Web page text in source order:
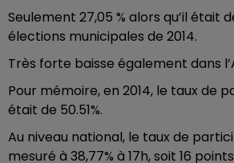
Seulement 27,05 % alors qu’il était
élections municipales de 2014.
Très forte baisse également dans
Pour mémoire, en 2014, le taux de
était de 50.51%.
Au niveau national, le taux de
mesuré à 38,77% à 17h, soit 16